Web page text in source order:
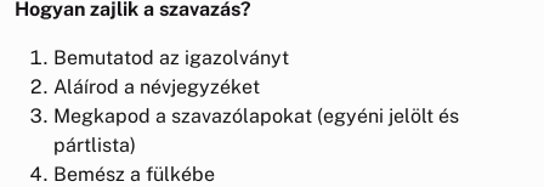
Hogyan zajlik a szavazás?
Bemutatod az igazolványt
Aláírod a névjegyzéket
Megkapod a szavazólapokat (egyéni jelölt és
pártlista)
Bemész a fülkébe